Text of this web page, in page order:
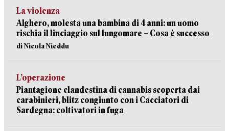
La violenza
Alghero, molesta una bambina di 4 anni: un uomo
rischia il linciaggio sul lungomare – Cosa è successo
di Nicola Nieddu
L’operazione
Piantagione clandestina di cannabis scoperta dai
carabinieri, blitz congiunto con i Cacciatori di
Sardegna: coltivatori in fuga